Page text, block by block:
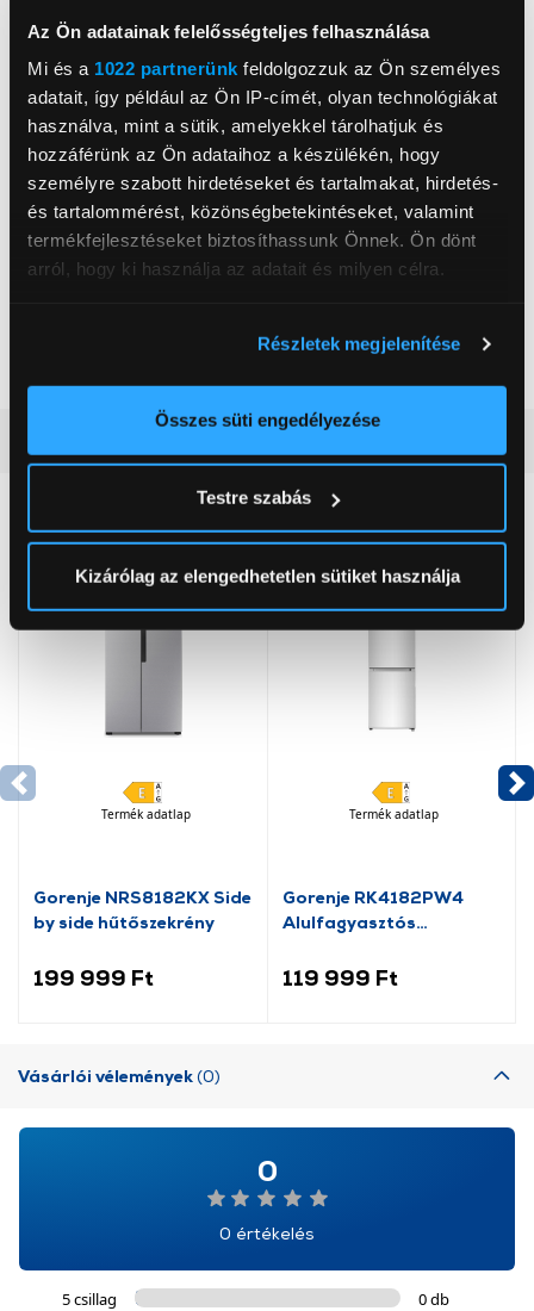
Az Ön adatainak felelősségteljes felhasználása
Mi és a 1022 partnerünk feldolgozzuk az Ön személyes
adatait, így például az Ön IP-címét, olyan technológiákat
használva, mint a sütik, amelyekkel tárolhatjuk és
hozzáférünk az Ön adataihoz a készülékén, hogy
személyre szabott hirdetéseket és tartalmakat, hirdetés-
és tartalommérést, közönségbetekintéseket, valamint
termékfejlesztéseket biztosíthassunk Önnek. Ön dönt
arról, hogy ki használja az adatait és milyen célra.
elhelyezkedéséről pár méteres pontossággal
Az Ön készülékén beazonosítása annak konkrét
módjairól és adja meg preferenciáit aRészletek
pontban. Bármikor módosíthatja vagy visszavonhatja a
Sütinyilatkozathoz való hozzájárulását.
cookie-k személyazonosítására nem alkalmasak,
használatával Ön elfogadja a cookie-k használatát.
További információk:
Részletek megjelenítése
Összes süti engedélyezése
Testre szabás
Kizárólag az elengedhetetlen sütiket használja
Tulajdonságok
AMD freeSync támogatás
Maximális fényerő
250 cd/m 2
Betekintési szög
Válaszidő
4 ms
Szín
Fekete
Magasság
41,64 cm
Szélesség
61,49 cm
3,86 kg
Tovább olvasom
Neked ajánljuk
Termék adatlap
Gorenje NRS8182KX Side
by side hűtőszekrény
199 999 Ft
Termék adatlap
Gorenje RK4182PW4
Alulfagyasztós
119 999 Ft
Vásárlói vélemények(0)
0
0 értékelés
5 csillag
0 db